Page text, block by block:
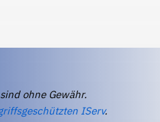
ohne Gewähr.
IServ.